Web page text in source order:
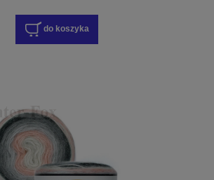
do koszyka